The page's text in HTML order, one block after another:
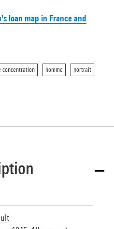
loan map in France and
concentration homme portrait